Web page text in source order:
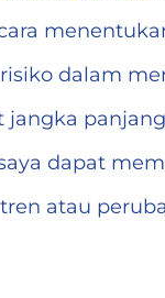
dalam
dapat
atau